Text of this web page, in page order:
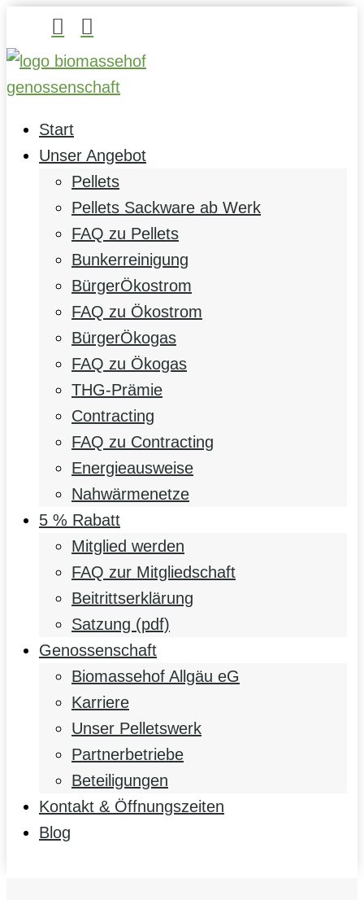
 
Start
Unser Angebot
Pellets
Pellets Sackware ab Werk
FAQ zu Pellets
Bunkerreinigung
BürgerÖkostrom
FAQ zu Ökostrom
BürgerÖkogas
FAQ zu Ökogas
THG-Prämie
Contracting
FAQ zu Contracting
Energieausweise
Nahwärmenetze
5 % Rabatt
Mitglied werden
FAQ zur Mitgliedschaft
Beitrittserklärung
Satzung (pdf)
Genossenschaft
Biomassehof Allgäu eG
Karriere
Unser Pelletswerk
Partnerbetriebe
Beteiligungen
Kontakt & Öffnungszeiten
Blog